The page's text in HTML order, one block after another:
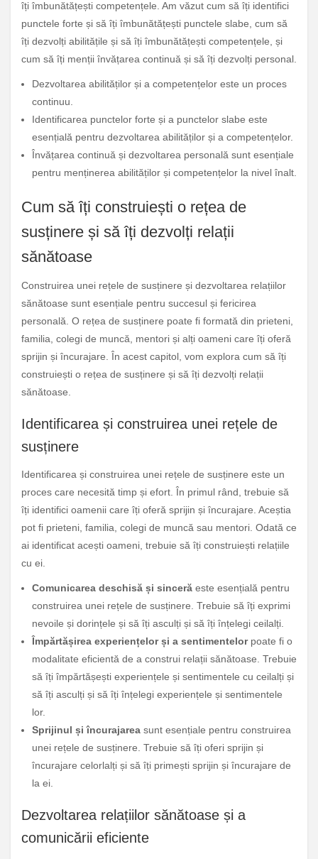
îți îmbunătățești competențele. Am văzut cum să îți identifici
punctele forte și să îți îmbunătățești punctele slabe, cum să
îți dezvolți abilitățile și să îți îmbunătățești competențele, și
cum să îți menții învățarea continuă și să îți dezvolți personal.
Dezvoltarea abilităților și a competențelor este un proces
continuu.
Identificarea punctelor forte și a punctelor slabe este
esențială pentru dezvoltarea abilităților și a competențelor.
Învățarea continuă și dezvoltarea personală sunt esențiale
pentru menținerea abilităților și competențelor la nivel înalt.
Cum să îți construiești o rețea de
susținere și să îți dezvolți relații
sănătoase
Construirea unei rețele de susținere și dezvoltarea relațiilor
sănătoase sunt esențiale pentru succesul și fericirea
personală. O rețea de susținere poate fi formată din prieteni,
familia, colegi de muncă, mentori și alți oameni care îți oferă
sprijin și încurajare. În acest capitol, vom explora cum să îți
construiești o rețea de susținere și să îți dezvolți relații
sănătoase.
Identificarea și construirea unei rețele de
susținere
Identificarea și construirea unei rețele de susținere este un
proces care necesită timp și efort. În primul rând, trebuie să
îți identifici oamenii care îți oferă sprijin și încurajare. Aceștia
pot fi prieteni, familia, colegi de muncă sau mentori. Odată ce
ai identificat acești oameni, trebuie să îți construiești relațiile
cu ei.
Comunicarea deschisă și sinceră este esențială pentru
construirea unei rețele de susținere. Trebuie să îți exprimi
nevoile și dorințele și să îți asculți și să îți înțelegi ceilalți.
Împărtășirea experiențelor și a sentimentelorpoate fi o
modalitate eficientă de a construi relații sănătoase. Trebuie
să îți împărtășești experiențele și sentimentele cu ceilalți și
să îți asculți și să îți înțelegi experiențele și sentimentele
lor.
Sprijinul și încurajarea sunt esențiale pentru construirea
unei rețele de susținere. Trebuie să îți oferi sprijin și
încurajare celorlalți și să îți primești sprijin și încurajare de
la ei.
Dezvoltarea relațiilor sănătoase și a
comunicării eficiente